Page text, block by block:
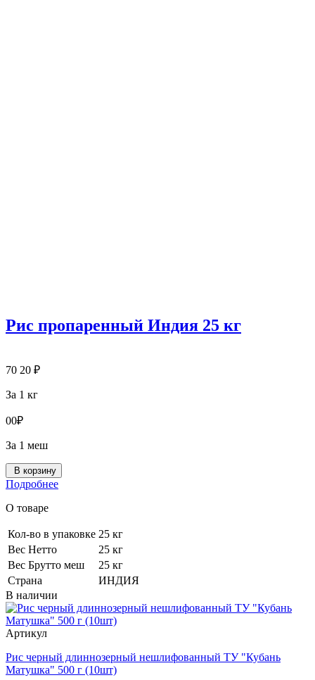
Рис пропаренный Индия 25 кг
70 20 ₽
За 1 кг
00₽
За 1 меш
В корзину
Подробнее
О товаре
Кол-во в упаковке 25 кг
Вес Нетто
25 кг
Вес Брутто меш
25 кг
Страна
ИНДИЯ
В наличии
Артикул
Рис черный длиннозерный нешлифованный ТУ "Кубань
Матушка" 500 г (10шт)